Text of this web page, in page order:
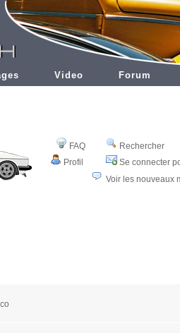
Video Forum
FAQ Rechercher
Profil
Se connecter
Voir les nouveaux